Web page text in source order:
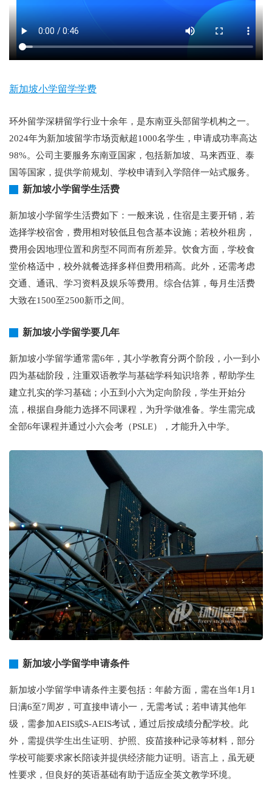
新加坡小学留学学费
环外留学深耕留学行业十余年，是东南亚头部留学机构之一。
2024年为新加坡留学市场贡献超1000名学生，申请成功率高达
98%。公司主要服务东南亚国家，包括新加坡、马来西亚、泰
国等国家，提供学前规划、学校申请到入学陪伴一站式服务。
新加坡小学留学生活费
新加坡小学留学生活费如下：一般来说，住宿是主要开销，若
选择学校宿舍，费用相对较低且包含基本设施；若校外租房，
费用会因地理位置和房型不同而有所差异。饮食方面，学校食
堂价格适中，校外就餐选择多样但费用稍高。此外，还需考虑
交通、通讯、学习资料及娱乐等费用。综合估算，每月生活费
大致在1500至2500新币之间。
新加坡小学留学要几年
新加坡小学留学通常需6年，其小学教育分两个阶段，小一到小
四为基础阶段，注重双语教学与基础学科知识培养，帮助学生
建立扎实的学习基础；小五到小六为定向阶段，学生开始分
流，根据自身能力选择不同课程，为升学做准备。学生需完成
全部6年课程并通过小六会考（PSLE），才能升入中学。
新加坡小学留学申请条件
新加坡小学留学申请条件主要包括：年龄方面，需在当年1月1
日满6至7周岁，可直接申请小一，无需考试；若申请其他年
级，需参加AEIS或S-AEIS考试，通过后按成绩分配学校。此
外，需提供学生出生证明、护照、疫苗接种记录等材料，部分
学校可能要求家长陪读并提供经济能力证明。语言上，虽无硬
性要求，但良好的英语基础有助于适应全英文教学环境。